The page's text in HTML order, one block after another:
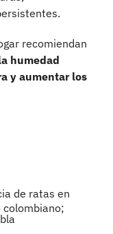
recomiendan
humedad
y aumentar los
de ratas en
colombiano;